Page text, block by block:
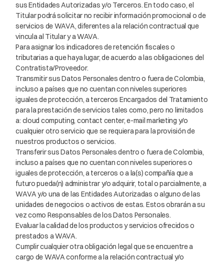
sus Entidades Autorizadas y/o Terceros. En todo caso, el
Titular podrá solicitar no recibir información promocional o de
servicios de WAVA, diferentes a la relación contractual que
vincula al Titular y a WAVA.
Para asignar los indicadores de retención fiscales o
tributarias a que haya lugar, de acuerdo a las obligaciones del
Contratista/Proveedor.
Transmitir sus Datos Personales dentro o fuera de Colombia,
incluso a países que no cuentan con niveles superiores
iguales de protección, a terceros Encargados del Tratamiento
para la prestación de servicios tales como, pero no limitados
a: cloud computing, contact center, e-mail marketing y/o
cualquier otro servicio que se requiera para la provisión de
nuestros productos o servicios.
Transferir sus Datos Personales dentro o fuera de Colombia,
incluso a países que no cuentan con niveles superiores o
iguales de protección, a terceros o a la(s) compañía que a
futuro pueda(n) administrar y/o adquirir, total o parcialmente, a
WAVA y/o una de las Entidades Autorizadas o alguno de las
unidades de negocios o activos de estas. Estos obrarán a su
vez como Responsables de los Datos Personales.
Evaluar la calidad de los productos y servicios ofrecidos o
prestados a WAVA.
Cumplir cualquier otra obligación legal que se encuentre a
cargo de WAVA conforme a la relación contractual y/o